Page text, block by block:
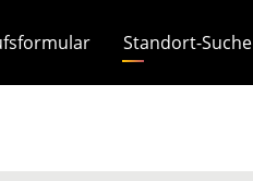
Standort-Suche